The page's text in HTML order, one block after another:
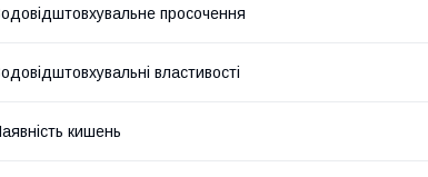
просочення
властивості
кишень